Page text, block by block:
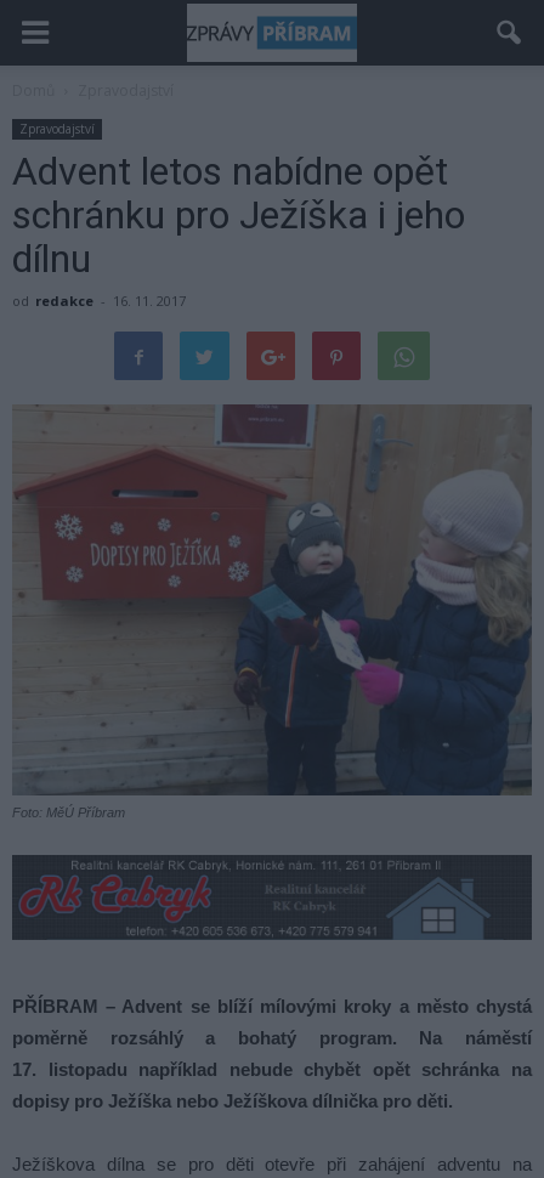
Zpravodajství
Advent letos nabídne opět
schránku pro Ježíška i jeho
dílnu
od redakce - 16. 11. 2017
Foto: MěÚ Příbram
PŘÍBRAM – Advent se blíží mílovými kroky a město chystá
poměrně rozsáhlý a bohatý program. Na náměstí
17. listopadu například nebude chybět opět schránka na
dopisy pro Ježíška nebo Ježíškova dílnička pro děti.
Ježíškova dílna se pro děti otevře při zahájení adventu na